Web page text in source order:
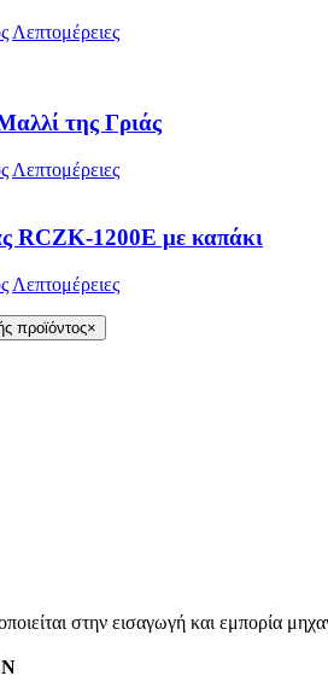
Λεπτομέρειες
της Γριάς
Λεπτομέρειες
RCZK-1200E με καπάκι
Λεπτομέρειες
προϊόντος×
στην εισαγωγή και εμπορία